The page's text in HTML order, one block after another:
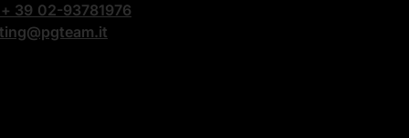
+ 39 02-93781976